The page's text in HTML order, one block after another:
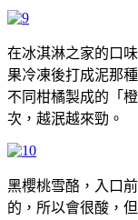
在冰淇淋之家的口
果冷凍後打成泥那
不同柑橘製成的「
次，越泯越來勁。
黑櫻桃雪酪，入口
的，所以會很酸，